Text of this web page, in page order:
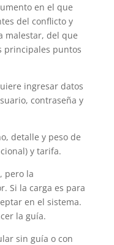
en el que
del conflicto y
malestar, del que
principales puntos
ingresar datos
contraseña y
detalle y peso de
y tarifa.
pero la
Si la carga es para
en el sistema.
la guía.
sin guía o con